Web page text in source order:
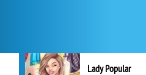
Lady Popular